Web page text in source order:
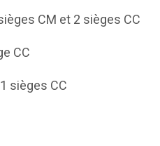
CM et 2 sièges CC
CC
sièges CC